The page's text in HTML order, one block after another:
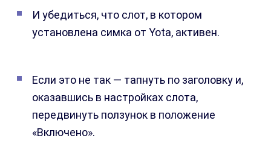
И убедиться, что слот, в котором
установлена симка от Yota, активен.
Если это не так — тапнуть по заголовку и,
оказавшись в настройках слота,
передвинуть ползунок в положение
«Включено».